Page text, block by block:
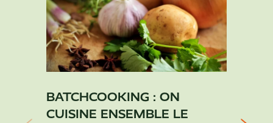
BATCHCOOKING : ON
CUISINE ENSEMBLE LE